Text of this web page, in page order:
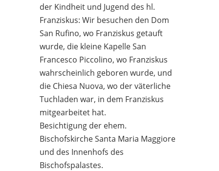
der Kindheit und Jugend des hl.
Franziskus: Wir besuchen den Dom
San Rufino, wo Franziskus getauft
wurde, die kleine Kapelle San
Francesco Piccolino, wo Franziskus
wahrscheinlich geboren wurde, und
die Chiesa Nuova, wo der väterliche
Tuchladen war, in dem Franziskus
mitgearbeitet hat.
Besichtigung der ehem.
Bischofskirche Santa Maria Maggiore
und des Innenhofs des
Bischofspalastes.